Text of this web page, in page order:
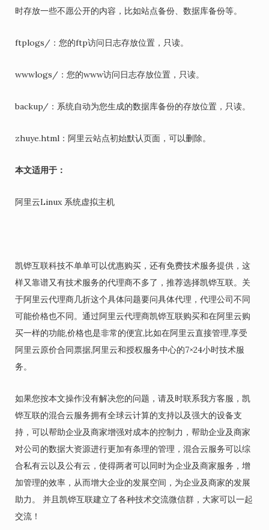
时存放一些不愿公开的内容，比如站点备份、数据库备份等。
ftplogs/：您的ftp访问日志存放位置，只读。
wwwlogs/：您的www访问日志存放位置，只读。
backup/：系统自动为您生成的数据库备份的存放位置，只读。
zhuye.html：阿里云站点初始默认页面，可以删除。
本文适用于：
阿里云Linux 系统虚拟主机
凯铧互联科技不单单可以优惠购买，还有免费技术服务提供，这
样又靠谱又有技术服务的代理商不多了，推荐选择凯铧互联。关
于阿里云代理商几折这个具体问题要问具体代理，代理公司不同
可能价格也不同。通过阿里云代理商凯铧互联购买和在阿里云购
买一样的功能,价格也是非常的便宜,比如在阿里云直接管理,享受
阿里云原价合同票据,阿里云和授权服务中心的7×24小时技术服
务。
如果您按本文操作没有解决您的问题，请及时联系我方客服，凯
铧互联的混合云服务拥有全球云计算的支持以及强大的设备支
持，可以帮助企业及商家增强对成本的控制力，帮助企业及商家
对公司的数据大资源进行更加有条理的管理，混合云服务可以综
合私有云以及公有云，使得两者可以同时为企业及商家服务，增
加管理的效率，从而增大企业的发展空间，为企业及商家的发展
助力。 并且凯铧互联建立了各种技术交流微信群，大家可以一起
交流！